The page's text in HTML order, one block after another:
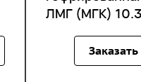
ЛМГ (МГК)